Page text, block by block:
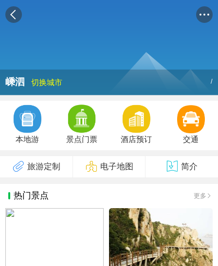
嵊泗 切换城市 /
本地游 景点门票 酒店预订 交通
旅游定制 电子地图 简介
热门景点 更多